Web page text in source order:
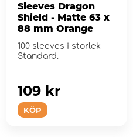
Sleeves Dragon
Shield - Matte 63 x
88 mm Orange
100 sleeves i storlek
Standard.
KÖP
109 kr